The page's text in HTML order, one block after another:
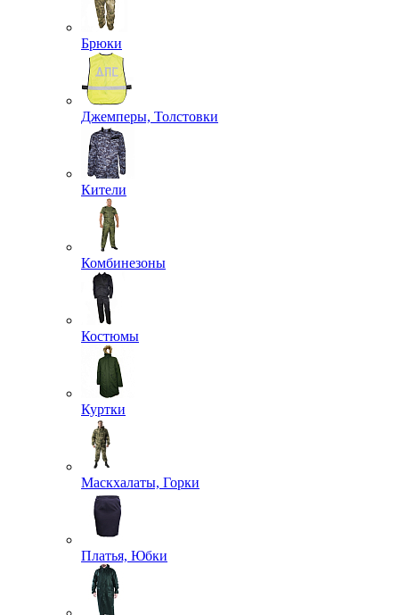
Брюки
Джемперы, Толстовки
Кители
Комбинезоны
Костюмы
Куртки
Маскхалаты, Горки
Платья, Юбки